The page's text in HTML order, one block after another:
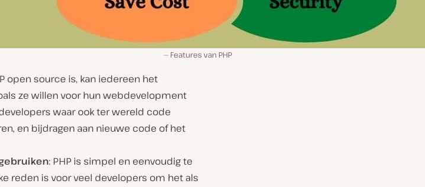
Features van PHP
open source is, kan iedereen het
ze willen voor hun webdevelopment
waar ook ter wereld code
en bijdragen aan nieuwe code of het
: PHP is simpel en eenvoudig te
reden is voor veel developers om het als